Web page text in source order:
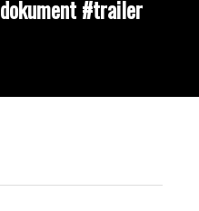
#trailer